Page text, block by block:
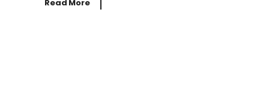
Read More